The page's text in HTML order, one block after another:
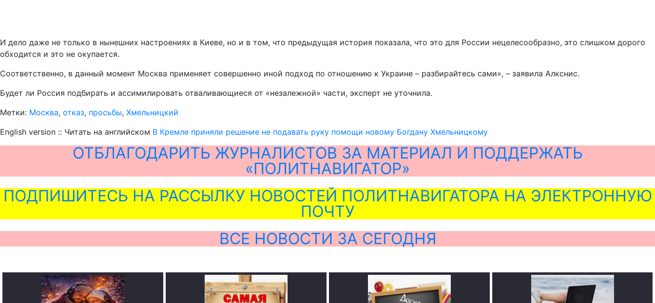
И дело даже не только в нынешних настроениях в Киеве, но и в том, что предыдущая история показала, что это для России нецелесообразно, это слишком дорого
обходится и это не окупается.
Соответственно, в данный момент Москва применяет совершенно иной подход по отношению к Украине – разбирайтесь сами», – заявила Алкснис.
Будет ли Россия подбирать и ассимилировать отваливающиеся от «незалежной» части, эксперт не уточнила.
Метки: Москва, отказ, просьбы, Хмельницкий
English version :: Читать на английском В Кремле приняли решение не подавать руку помощи новому Богдану Хмельницкому
ОТБЛАГОДАРИТЬ ЖУРНАЛИСТОВ ЗА МАТЕРИАЛ И ПОДДЕРЖАТЬ
«ПОЛИТНАВИГАТОР»
ПОДПИШИТЕСЬ НА РАССЫЛКУ НОВОСТЕЙ ПОЛИТНАВИГАТОРА НА ЭЛЕКТРОННУЮ
ПОЧТУ
ВСЕ НОВОСТИ ЗА СЕГОДНЯ